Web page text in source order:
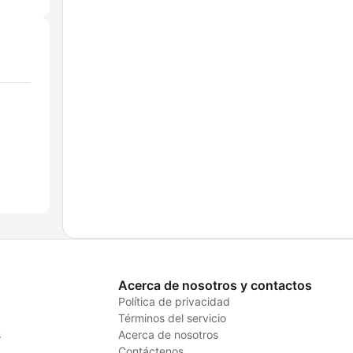
Acerca de nosotros y contactos
Política de privacidad
Términos del servicio
Acerca de nosotros